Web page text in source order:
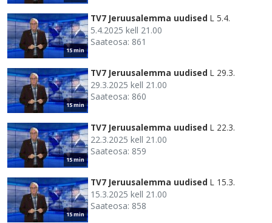
15 min
TV7 Jeruusalemma uudised L 5.4.
5.4.2025 kell 21.00
Saateosa: 861
15 min
TV7 Jeruusalemma uudised L 29.3.
29.3.2025 kell 21.00
Saateosa: 860
15 min
TV7 Jeruusalemma uudised L 22.3.
22.3.2025 kell 21.00
Saateosa: 859
15 min
TV7 Jeruusalemma uudised L 15.3.
15.3.2025 kell 21.00
Saateosa: 858